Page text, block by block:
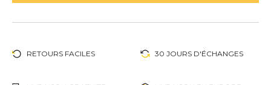
RETOURS FACILES 30 JOURS D'ÉCHANGES